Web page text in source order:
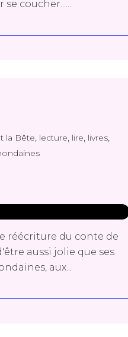
coucher......
la Bête, lecture, lire, livres,
réécriture du conte de
aussi jolie que ses
aux...